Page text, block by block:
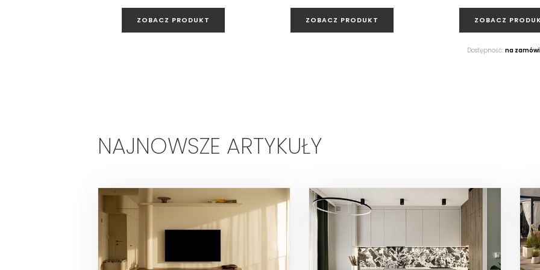
ZOBACZ PRODUKT ZOBACZ PRODUKT ZOBACZ
Dostępność: na
NAJNOWSZE ARTYKUŁY